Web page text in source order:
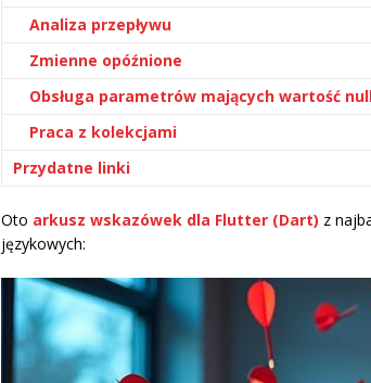
Analiza przepływu
Zmienne opóźnione
Obsługa parametrów mających wartość
Praca z kolekcjami
Przydatne linki
Oto arkusz wskazówek dla Flutter (Dart) z
językowych: